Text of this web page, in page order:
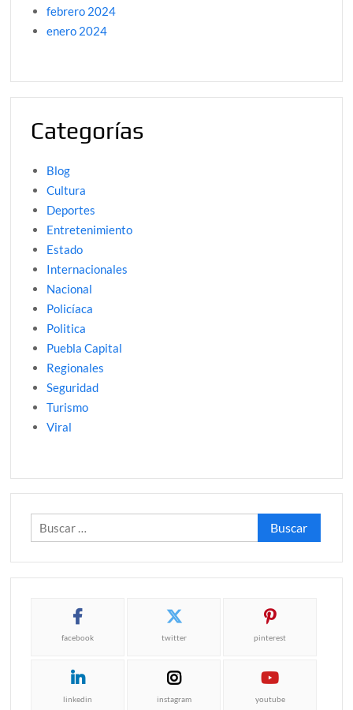
febrero 2024
enero 2024
Categorías
Blog
Cultura
Deportes
Entretenimiento
Estado
Internacionales
Nacional
Policíaca
Politica
Puebla Capital
Regionales
Seguridad
Turismo
Viral
Buscar:
facebook twitter pinterest
linkedin instagram youtube